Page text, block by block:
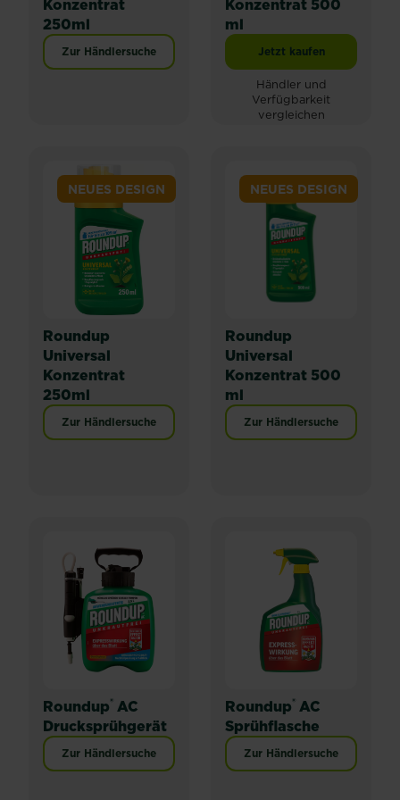
Konzentrat
250ml
Zur Händlersuche
Konzentrat 500
ml
Jetzt kaufenRoundup Express
Händler und
Verfügbarkeit
vergleichen
Roundup
Universal
Konzentrat
250ml
Zur Händlersuche
NEUES DESIGN
Roundup
Universal
Konzentrat 500
ml
Zur Händlersuche
NEUES DESIGN
Roundup® AC
Drucksprühgerät
Zur Händlersuche
Roundup® AC
Sprühflasche
Zur Händlersuche